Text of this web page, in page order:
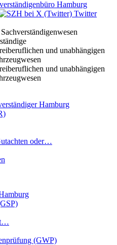
Twitter
Hamburg
oder…
(GWP)